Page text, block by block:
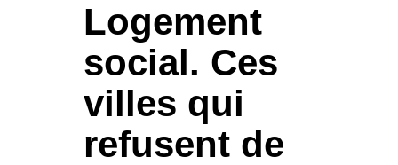
Logement
social. Ces
villes qui
refusent de